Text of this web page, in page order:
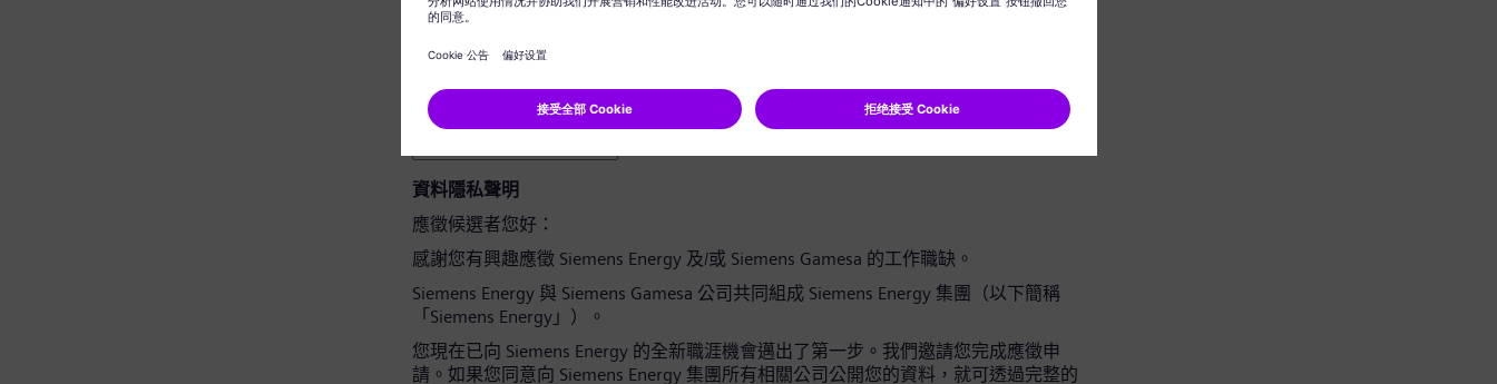
不包含您的任何個人資訊。
密碼確認
資料隱私聲明
應徵候選者您好：
感謝您有興趣應徵 Siemens Energy 及/或 Siemens Gamesa 的工作職缺。
Siemens Energy 與 Siemens Gamesa 公司共同組成 Siemens Energy 集團（以下簡稱
「Siemens Energy」）。
您現在已向 Siemens Energy 的全新職涯機會邁出了第一步。我們邀請您完成應徵申
請。如果您同意向 Siemens Energy 集團所有相關公司公開您的資料，就可透過完整的